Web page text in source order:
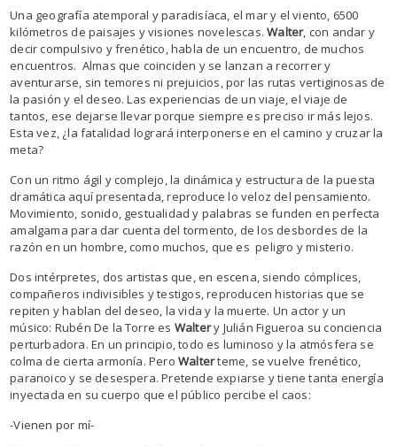
Una geografía atemporal y paradisíaca, el mar y el viento, 6500
kilómetros de paisajes y visiones novelescas.Walter, con andar y
decir compulsivo y frenético, habla de un encuentro, de muchos
encuentros. Almas que coinciden y se lanzan a recorrer y
aventurarse, sin temores ni prejuicios, por las rutas vertiginosas de
la pasión y el deseo. Las experiencias de un viaje, el viaje de
tantos, ese dejarse llevar porque siempre es preciso ir más lejos.
Esta vez, ¿la fatalidad logrará interponerse en el camino y cruzar la
meta?
Con un ritmo ágil y complejo, la dinámica y estructura de la puesta
dramática aquí presentada, reproduce lo veloz del pensamiento.
Movimiento, sonido, gestualidad y palabras se funden en perfecta
amalgama para dar cuenta del tormento, de los desbordes de la
razón en un hombre, como muchos, que es peligro y misterio.
Dos intérpretes, dos artistas que, en escena, siendo cómplices,
compañeros indivisibles y testigos, reproducen historias que se
repiten y hablan del deseo, la vida y la muerte. Un actor y un
músico: Rubén De la Torre es Waltery Julián Figueroa su conciencia
perturbadora. En un principio, todo es luminoso y la atmósfera se
colma de cierta armonía. PeroWalterteme, se vuelve frenético,
paranoico y se desespera. Pretende expiarse y tiene tanta energía
inyectada en su cuerpo que el público percibe el caos:
-Vienen por mí-